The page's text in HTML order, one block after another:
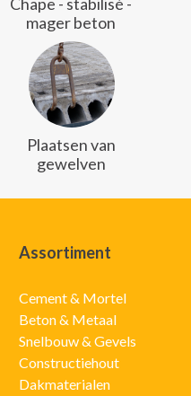
mager beton
Plaatsen van
gewelven
Assortiment
Cement & Mortel
Beton & Metaal
Snelbouw & Gevels
Constructiehout
Dakmaterialen